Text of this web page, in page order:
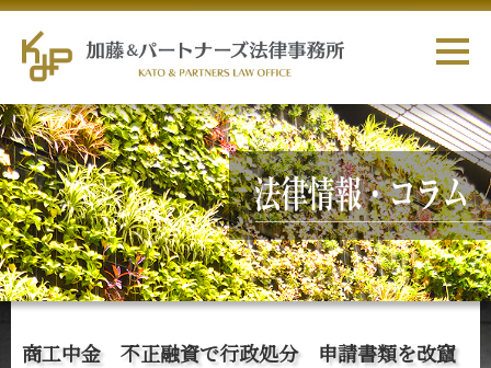
商工中金 不正融資で行政処分 申請書類を改竄